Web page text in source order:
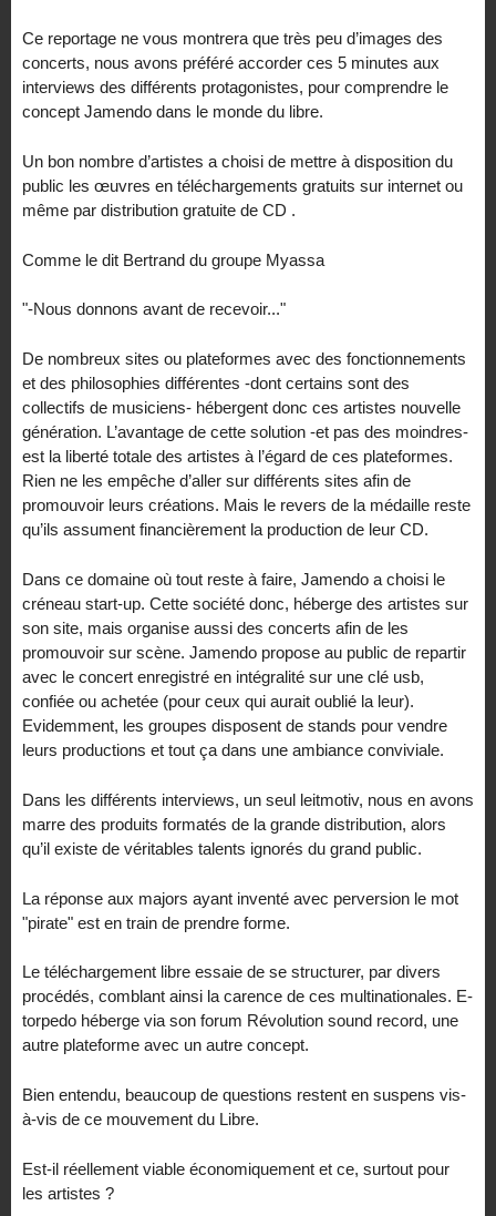
Ce reportage ne vous montrera que très peu d’images des
concerts, nous avons préféré accorder ces 5 minutes aux
interviews des différents protagonistes, pour comprendre le
concept Jamendo dans le monde du libre.
Un bon nombre d’artistes a choisi de mettre à disposition du
public les œuvres en téléchargements gratuits sur internet ou
même par distribution gratuite de CD .
Comme le dit Bertrand du groupe Myassa
"-Nous donnons avant de recevoir..."
De nombreux sites ou plateformes avec des fonctionnements
et des philosophies différentes -dont certains sont des
collectifs de musiciens- hébergent donc ces artistes nouvelle
génération. L’avantage de cette solution -et pas des moindres-
est la liberté totale des artistes à l’égard de ces plateformes.
Rien ne les empêche d’aller sur différents sites afin de
promouvoir leurs créations. Mais le revers de la médaille reste
qu’ils assument financièrement la production de leur CD.
Dans ce domaine où tout reste à faire, Jamendo a choisi le
créneau start-up. Cette société donc, héberge des artistes sur
son site, mais organise aussi des concerts afin de les
promouvoir sur scène. Jamendo propose au public de repartir
avec le concert enregistré en intégralité sur une clé usb,
confiée ou achetée (pour ceux qui aurait oublié la leur).
Evidemment, les groupes disposent de stands pour vendre
leurs productions et tout ça dans une ambiance conviviale.
Dans les différents interviews, un seul leitmotiv, nous en avons
marre des produits formatés de la grande distribution, alors
qu’il existe de véritables talents ignorés du grand public.
La réponse aux majors ayant inventé avec perversion le mot
"pirate" est en train de prendre forme.
Le téléchargement libre essaie de se structurer, par divers
procédés, comblant ainsi la carence de ces multinationales. E-
torpedo héberge via son forum Révolution sound record, une
autre plateforme avec un autre concept.
Bien entendu, beaucoup de questions restent en suspens vis-
à-vis de ce mouvement du Libre.
Est-il réellement viable économiquement et ce, surtout pour
les artistes ?